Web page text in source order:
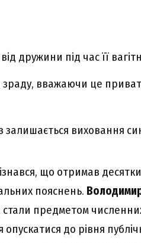
дружини під час її
зраду, вважаючи це
залишається виховання
що отримав десятки
пояснень.
предметом
до рівня